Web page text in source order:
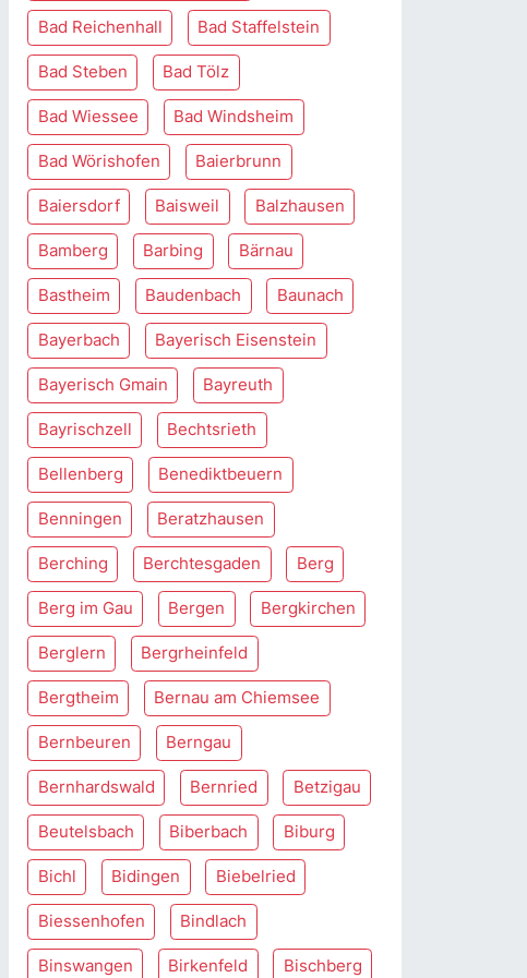
Bad Reichenhall Bad Staffelstein
Bad Steben Bad Tölz
Bad Wiessee Bad Windsheim
Bad Wörishofen Baierbrunn
Baiersdorf Baisweil Balzhausen
Bamberg Barbing Bärnau
Bastheim Baudenbach Baunach
Bayerbach Bayerisch Eisenstein
Bayerisch Gmain Bayreuth
Bayrischzell Bechtsrieth
Bellenberg Benediktbeuern
Benningen Beratzhausen
Berching Berchtesgaden Berg
Berg im Gau Bergen Bergkirchen
Berglern Bergrheinfeld
Bergtheim Bernau am Chiemsee
Bernbeuren Berngau
Bernhardswald Bernried Betzigau
Beutelsbach Biberbach Biburg
Bichl Bidingen Biebelried
Biessenhofen Bindlach
Binswangen Birkenfeld Bischberg